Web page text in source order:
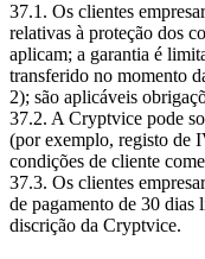
37.1. Os clientes
relativas à proteção dos
aplicam; a garantia é
transferido no momento
2); são aplicáveis
37.2. A Cryptvice pode
(por exemplo, registo de
condições de cliente
37.3. Os clientes
de pagamento de 30 dias
discrição da Cryptvice.